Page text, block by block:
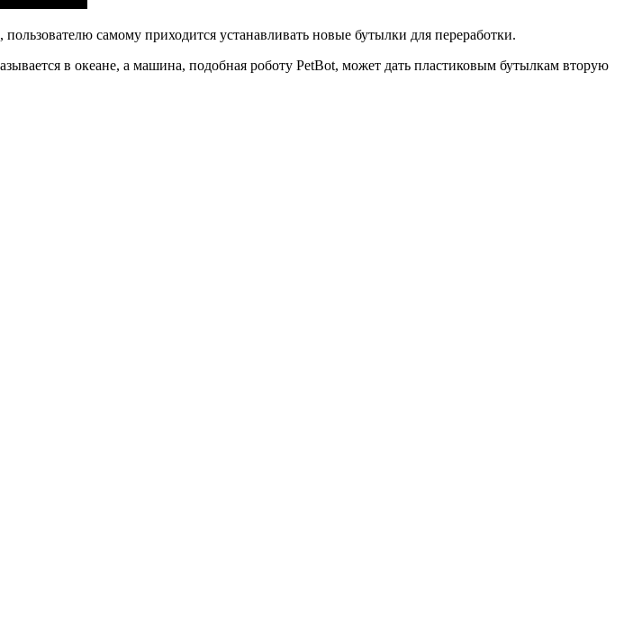
самому приходится устанавливать новые бутылки для переработки.
в океане, а машина, подобная роботу PetBot, может дать пластиковым бутылкам вторую